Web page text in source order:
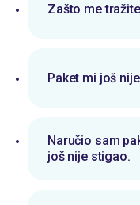
Zašto me
Paket mi još
Naručio sam
još nije stigao.